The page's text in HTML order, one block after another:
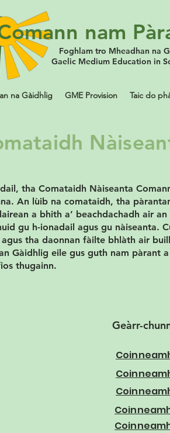
nam
Foghlam tro Mheadhan na
Gaelic Medium Education in
na Gàidhlig GME Provision Taic do
tha Comataidh Nàiseanta
An lùib na comataidh, tha
a bhith a’ beachdachadh air
gu h-ionadail agus gu nàiseanta.
tha daonnan fàilte bhlàth air
Gàidhlig eile gus guth nam pàrant
thugainn.
Geàrr-